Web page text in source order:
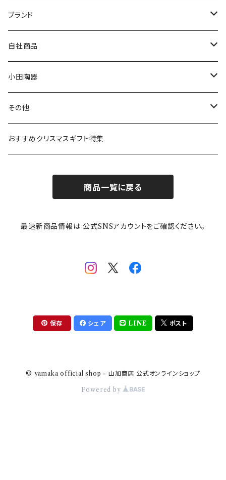
マグ＆カップ
プレート
ボウル
ガラスウェア
カトラリー
ムーミン
80th記念アイテム
リトルミイの日記念アイテム
MOOMIN ANIMATION
スヌーピー
ピーターラビット
ポケットモンスター
mofusand（モフサンド）
mofsand×日比谷花壇
ちびまる子ちゃんandクレヨンしんちゃん
ブランド
LA AMYS(エミーズ)
LISA LARSON(リサラーソン)
LAURA ASHLEY(ローラ アシュレイ)
Finlayson(フィンレイソン)
HANAE MORI(ハナエモリ)
THE BEATLES(ザ・ビートルズ)
【山加商店×yaeko】migratory bird
自社商品
ねこ企画
Cecera(セセラ)
CELEC(セレック)
隅切り重箱
HAPPY DINING(ハッピーダイニング)
小田陶器
さざなみ
吉祥
メイメイウェア
SoSo(ソソ）
その他
リサイクル食器
おすすめクリスマスギフト特集
商品一覧に戻る
最速新商品情報は 公式SNSアカウントをご確認ください。
保存 シェア LINE ポスト
© yamaka official shop - 山加商店 公式オンラインショップ
Powered by